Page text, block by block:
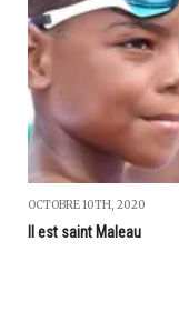
OCTOBRE 10TH, 2020
Il est saint Maleau